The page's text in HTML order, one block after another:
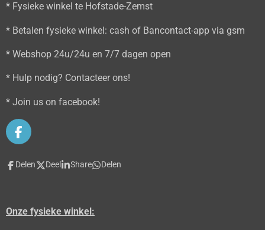
* Fysieke winkel te Hofstade-Zemst
* Betalen fysieke winkel: cash of Bancontact-app via gsm
* Webshop 24u/24u en 7/7 dagen open
* Hulp nodig? Contacteer ons!
* Join us on facebook!
F
a
c
e
k
Delen Deel Share Delen
Onze fysieke winkel: